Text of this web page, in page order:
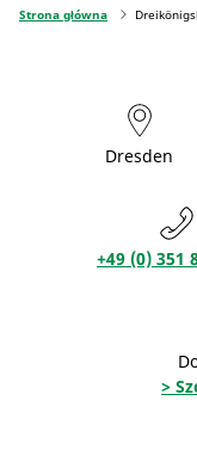
Strona główna
Dresden
+49 (0) 351
>